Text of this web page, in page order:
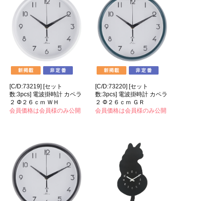
[C/D:73219] [セット
数:3pcs] 電波掛時計 カペラ
２ Φ２６ｃｍ ＷＨ
会員価格は会員様のみ公開
[C/D:73220] [セット
数:3pcs] 電波掛時計 カペラ
２ Φ２６ｃｍ ＧＲ
会員価格は会員様のみ公開